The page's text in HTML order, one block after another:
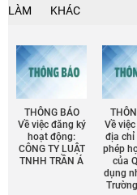
LÀM KHÁC
THÔNG BÁO
Về việc đăng ký
hoạt động:
CÔNG TY LUẬT
TNHH TRẦN Á
Về
địa chỉ
phép
của
dụng